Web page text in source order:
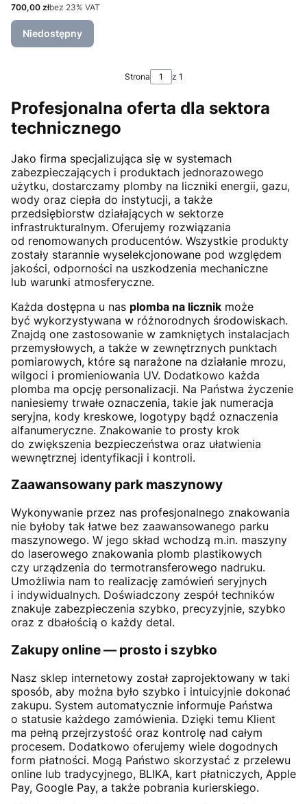
Cena netto
700,00 złbez 23% VAT
Niedostępny
Strona z 1
Profesjonalna oferta dla sektora
technicznego
Jako firma specjalizująca się w systemach
zabezpieczających i produktach jednorazowego
użytku, dostarczamy plomby na liczniki energii, gazu,
wody oraz ciepła do instytucji, a także
przedsiębiorstw działających w sektorze
infrastrukturalnym. Oferujemy rozwiązania
od renomowanych producentów. Wszystkie produkty
zostały starannie wyselekcjonowane pod względem
jakości, odporności na uszkodzenia mechaniczne
lub warunki atmosferyczne.
Każda dostępna u nas plomba na licznik może
być wykorzystywana w różnorodnych środowiskach.
Znajdą one zastosowanie w zamkniętych instalacjach
przemysłowych, a także w zewnętrznych punktach
pomiarowych, które są narażone na działanie mrozu,
wilgoci i promieniowania UV. Dodatkowo każda
plomba ma opcję personalizacji. Na Państwa życzenie
naniesiemy trwałe oznaczenia, takie jak numeracja
seryjna, kody kreskowe, logotypy bądź oznaczenia
alfanumeryczne. Znakowanie to prosty krok
do zwiększenia bezpieczeństwa oraz ułatwienia
wewnętrznej identyfikacji i kontroli.
Zaawansowany park maszynowy
Wykonywanie przez nas profesjonalnego znakowania
nie byłoby tak łatwe bez zaawansowanego parku
maszynowego. W jego skład wchodzą m.in. maszyny
do laserowego znakowania plomb plastikowych
czy urządzenia do termotransferowego nadruku.
Umożliwia nam to realizację zamówień seryjnych
i indywidualnych. Doświadczony zespół techników
znakuje zabezpieczenia szybko, precyzyjnie, szybko
oraz z dbałością o każdy detal.
Zakupy online — prosto i szybko
Nasz sklep internetowy został zaprojektowany w taki
sposób, aby można było szybko i intuicyjnie dokonać
zakupu. System automatycznie informuje Państwa
o statusie każdego zamówienia. Dzięki temu Klient
ma pełną przejrzystość oraz kontrolę nad całym
procesem. Dodatkowo oferujemy wiele dogodnych
form płatności. Mogą Państwo skorzystać z przelewu
online lub tradycyjnego, BLIKA, kart płatniczych, Apple
Pay, Google Pay, a także pobrania kurierskiego.